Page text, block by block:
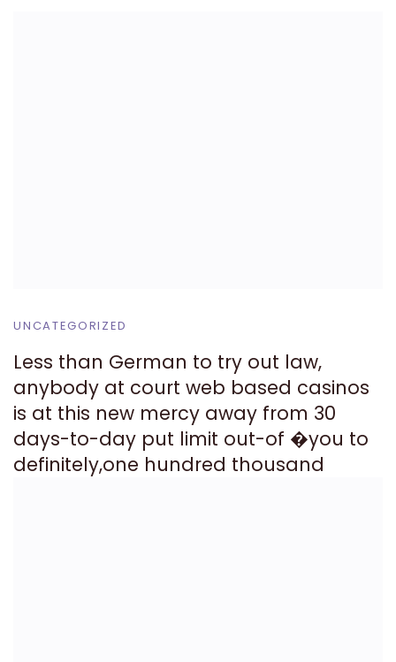
UNCATEGORIZED
Less than German to try out law,
anybody at court web based casinos
is at this new mercy away from 30
days-to-day put limit out-of �you to
definitely,one hundred thousand